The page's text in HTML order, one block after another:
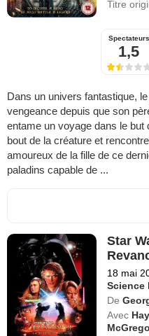
Titre
Spectateurs
1,5
Dans un univers fantastique,
vengeance depuis que son
entame un voyage dans le
bout de la créature et
amoureux de la fille de ce
paladins capable de ...
Star
18 mai
Science
De
Avec